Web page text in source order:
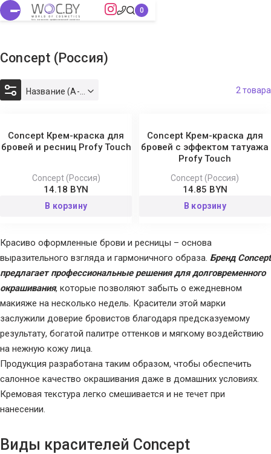
Concept (Россия)
2 товара
Concept Крем-краска для
бровей и ресниц Profy Touch
Concept (Россия)
14.18 BYN
В корзину
Concept Крем-краска для
бровей с эффектом татуажа
Profy Touch
Concept (Россия)
14.85 BYN
В корзину
Красиво оформленные брови и ресницы – основа
выразительного взгляда и гармоничного образа. Бренд Concept
предлагает профессиональные решения для долговременного
окрашивания, которые позволяют забыть о ежедневном
макияже на несколько недель. Красители этой марки
заслужили доверие бровистов благодаря предсказуемому
результату, богатой палитре оттенков и мягкому воздействию
на нежную кожу лица.
Продукция разработана таким образом, чтобы обеспечить
салонное качество окрашивания даже в домашних условиях.
Кремовая текстура легко смешивается и не течет при
нанесении.
Виды красителей Concept